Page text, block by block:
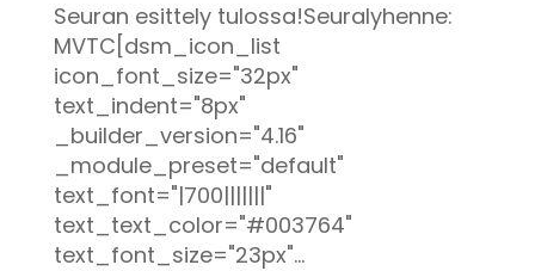
Seuran esittely tulossa!Seuralyhenne:
MVTC[dsm_icon_list
icon_font_size="32px"
text_indent="8px"
_builder_version="4.16"
_module_preset="default"
text_font="|700|||||||"
text_text_color="#003764"
text_font_size="23px"...